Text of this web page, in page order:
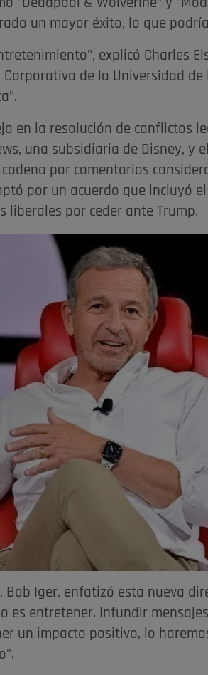
"Deadpool & Wolverine" y
un mayor éxito, lo que
explicó Charles
de la Universidad de
en la resolución de conflictos
una subsidiaria de Disney, y
por comentarios
por un acuerdo que incluyó
liberales por ceder ante Trump.
Bob Iger, enfatizó esta nueva
es entretener. Infundir
un impacto positivo, lo